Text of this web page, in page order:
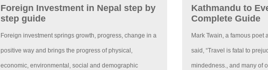
Foreign Investment in Nepal step by
step guide
Foreign investment springs growth, progress, change in a
positive way and brings the progress of physical,
economic, environmental, social and demographic
Kathmandu to
Complete Guide
Mark Twain, a famous poet
said, “Travel is fatal to
mindedness., and many of